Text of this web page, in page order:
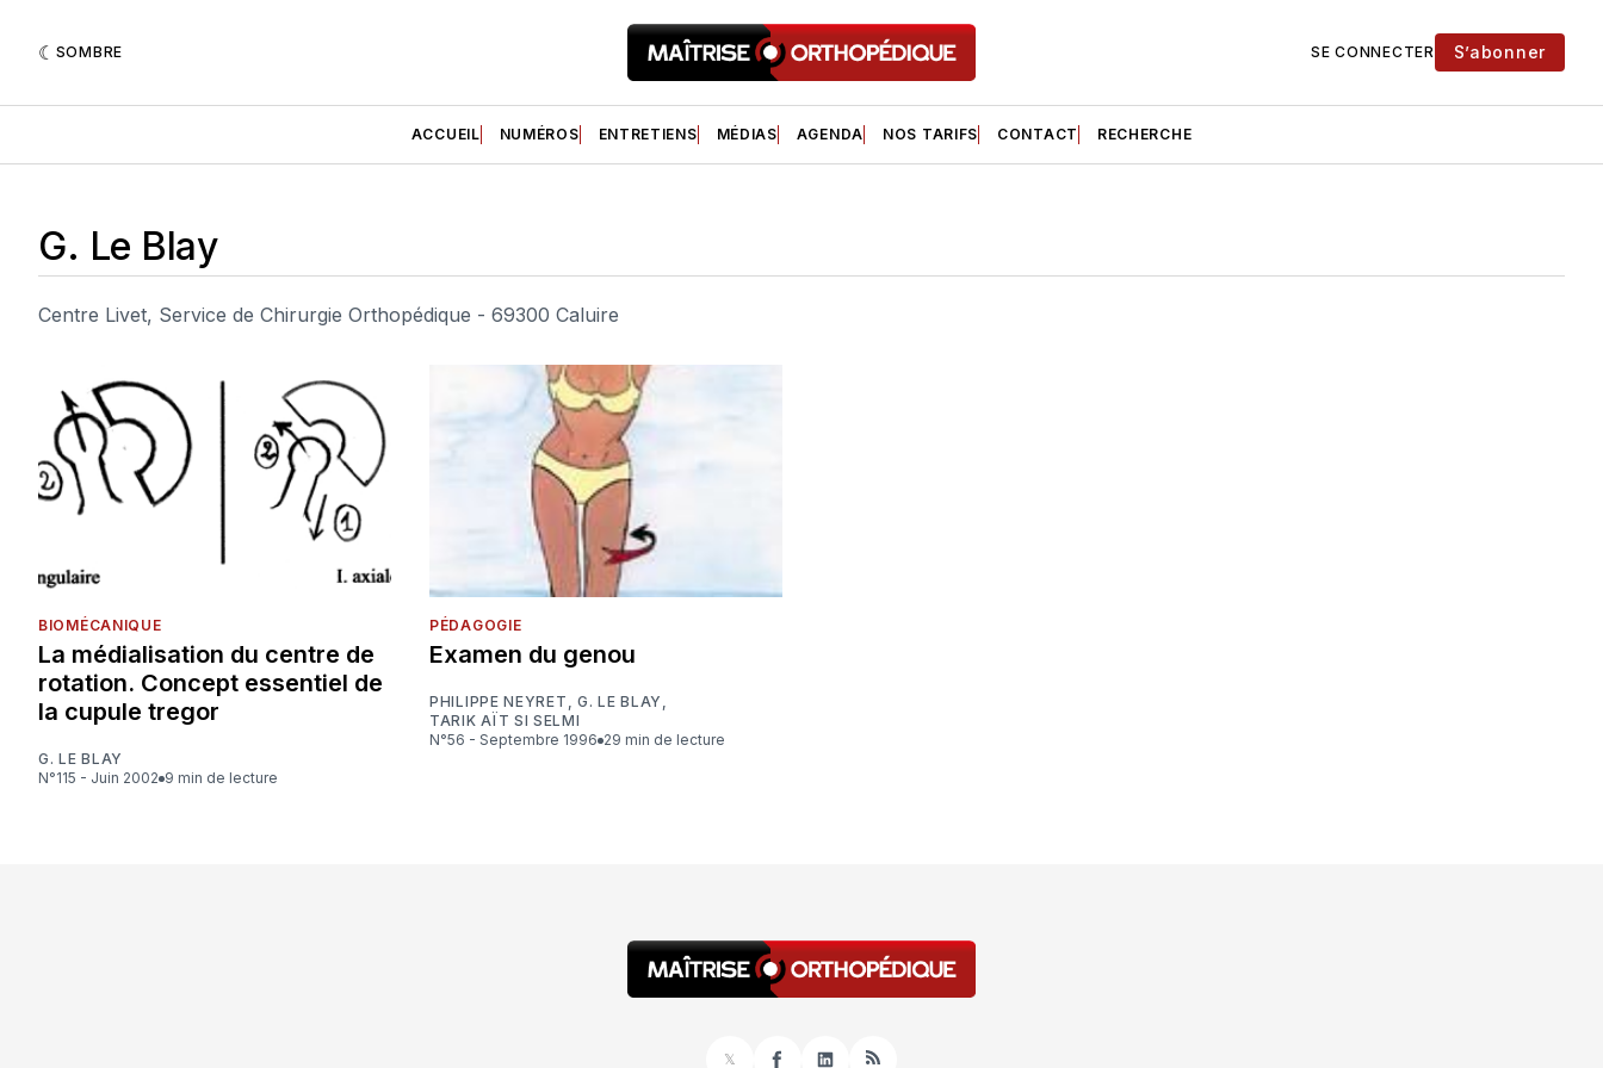
SOMBRE SE CONNECTER S’abonner
ACCUEIL NUMÉROS ENTRETIENS MÉDIAS AGENDA NOS TARIFS CONTACT RECHERCHE
G. Le Blay
Centre Livet, Service de Chirurgie Orthopédique - 69300 Caluire
BIOMÉCANIQUE
La médialisation du centre de
rotation. Concept essentiel de
la cupule tregor
G. LE BLAY
N°115 - Juin 2002
9 min de lecture
PÉDAGOGIE
Examen du genou
PHILIPPE NEYRET , G. LE BLAY ,
TARIK AÏT SI SELMI
N°56 - Septembre 1996
29 min de lecture
𝕏